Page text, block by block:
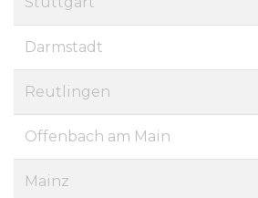
Darmstadt
Reutlingen
Offenbach am Main
Mainz